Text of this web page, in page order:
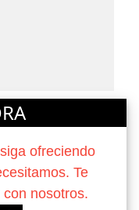
ofreciendo
Te
nosotros.